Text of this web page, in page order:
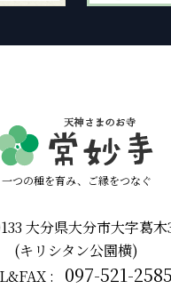
一つの種を育み、ご縁をつなぐ
大分県大分市大字葛木
(キリシタン公園横)
:
097-521-2585